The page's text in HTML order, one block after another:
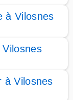
à Vilosnes
à Vilosnes